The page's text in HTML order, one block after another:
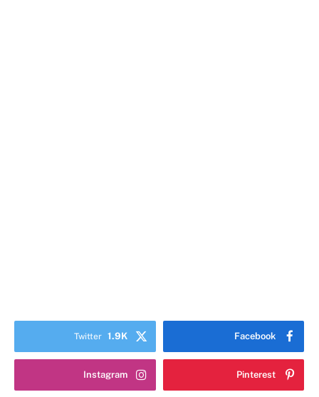
Facebook
Twitter 1.9K
Pinterest
Instagram